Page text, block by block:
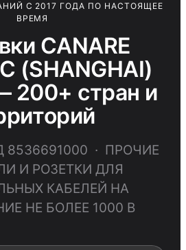
С 2017 ГОДА ПО НАСТОЯЩЕЕ
ВРЕМЯ
CANARE
(SHANGHAI)
200+ стран и
8536691000 · ПРОЧИЕ
И РОЗЕТКИ ДЛЯ
КАБЕЛЕЙ НА
НЕ БОЛЕЕ 1000 В